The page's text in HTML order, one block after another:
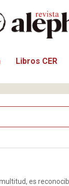
Libros CER
es